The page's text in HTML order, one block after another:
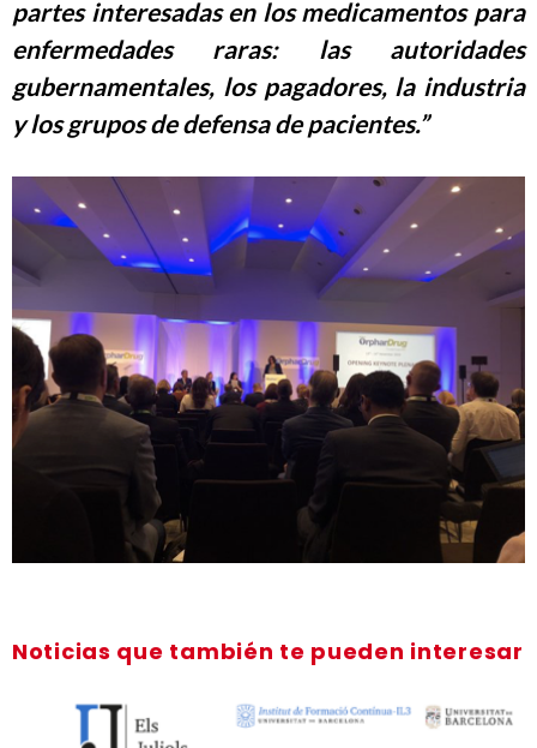
partes interesadas en los medicamentos para
enfermedades raras: las autoridades
gubernamentales, los pagadores, la industria
y los grupos de defensa de pacientes.”
Noticias que también te pueden interesar